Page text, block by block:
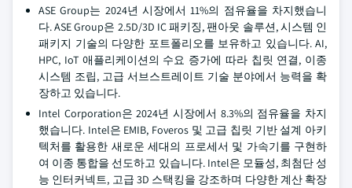
ASE Group는 2024년 시장에서 11%의 점유율을 차지했습니
다. ASE Group은 2.5D/3D IC 패키징, 팬아웃 솔루션, 시스템 인
패키지 기술의 다양한 포트폴리오를 보유하고 있습니다. AI,
HPC, IoT 애플리케이션의 수요 증가에 따라 칩릿 연결, 이종
시스템 조립, 고급 서브스트레이트 기술 분야에서 능력을 확
장하고 있습니다.
Intel Corporation은 2024년 시장에서 8.3%의 점유율을 차지
했습니다. Intel은 EMIB, Foveros 및 고급 칩릿 기반 설계 아키
텍처를 활용한 새로운 세대의 프로세서 및 가속기를 구현하
여 이종 통합을 선도하고 있습니다. Intel은 모듈성, 최첨단 성
능 인터커넥트, 고급 3D 스택킹을 강조하며 다양한 계산 확장